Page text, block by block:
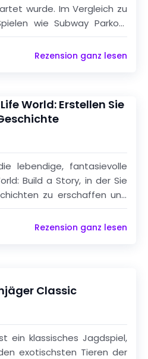
wurde. Im Vergleich zu
wie Subway Parkour
Nom: Run ein süßeres Bild
Spielrhythmus. Im
des Spiels ist sehr
Goldmünzen bekommen,
passierst, und dann die
um neue Skins für Nom
lasst uns zusammen
Rezension ganz lesen
World: Erstellen Sie
lebendige, fantasievolle
Build a Story, in der Sie
zu erschaffen und
Welt zu bauen. Diese
Ihre Lieblings-Toca Life-
Möglichkeiten für
erzählen.
Rezension ganz lesen
Classic
ein klassisches Jagdspiel,
exotischsten Tieren der